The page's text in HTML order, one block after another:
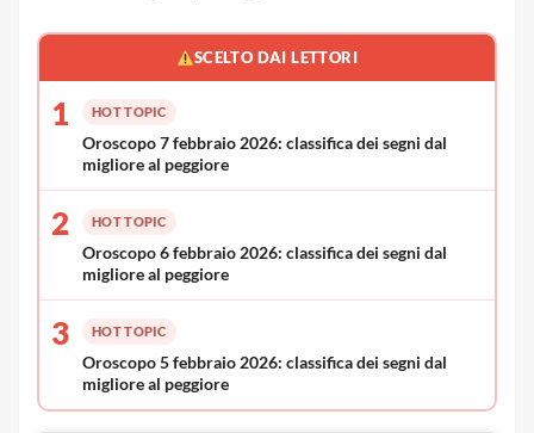
SCELTO DAI LETTORI
1 HOT TOPIC
Oroscopo 7 febbraio 2026: classifica dei segni dal
migliore al peggiore
2 HOT TOPIC
Oroscopo 6 febbraio 2026: classifica dei segni dal
migliore al peggiore
3 HOT TOPIC
Oroscopo 5 febbraio 2026: classifica dei segni dal
migliore al peggiore